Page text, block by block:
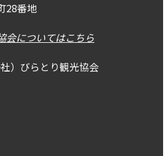
28番地
会についてはこちら
）びらとり観光協会